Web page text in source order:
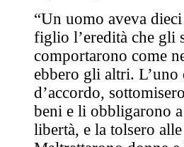
“Un uomo aveva
figlio l’eredità che gli
comportarono come
ebbero gli altri.
d’accordo,
beni e li obbligarono
libertà, e la tolsero